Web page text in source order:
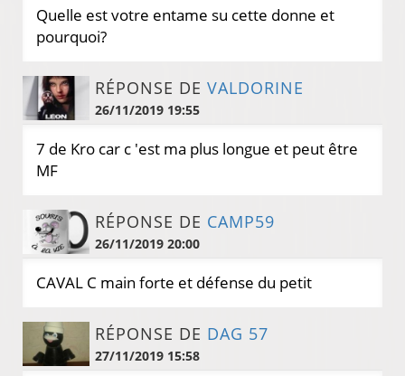
Quelle est votre entame su cette donne et
pourquoi?
RÉPONSE DE VALDORINE
26/11/2019 19:55
7 de Kro car c 'est ma plus longue et peut être
MF
RÉPONSE DE CAMP59
26/11/2019 20:00
CAVAL C main forte et défense du petit
RÉPONSE DE DAG 57
27/11/2019 15:58